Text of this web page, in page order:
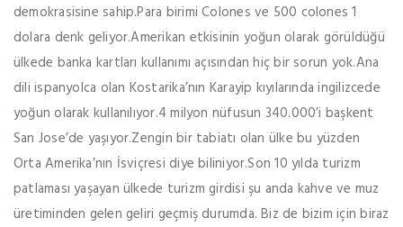
demokrasisine sahip.Para birimi Colones ve 500 colones 1
dolara denk geliyor.Amerikan etkisinin yoğun olarak görüldüğü
ülkede banka kartları kullanımı açısından hiç bir sorun yok.Ana
dili ispanyolca olan Kostarika’nın Karayip kıyılarında ingilizcede
yoğun olarak kullanılıyor.4 milyon nüfusun 340.000’i başkent
San Jose’de yaşıyor.Zengin bir tabiatı olan ülke bu yüzden
Orta Amerika’nın İsviçresi diye biliniyor.Son 10 yılda turizm
patlaması yaşayan ülkede turizm girdisi şu anda kahve ve muz
üretiminden gelen geliri geçmiş durumda. Biz de bizim için biraz